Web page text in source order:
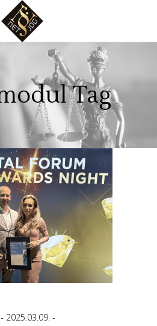
Tag
2025.03.09.